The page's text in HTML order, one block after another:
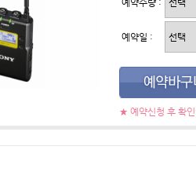
예약수량 :
예약일 :
★ 예약신청 후 확